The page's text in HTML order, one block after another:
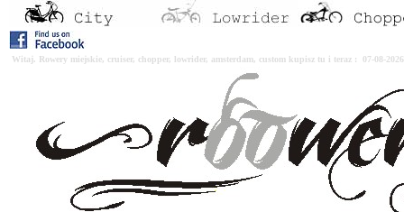
Witaj. Rowery miejskie, cruiser, chopper, lowrider, amsterdam, custom kupisz tu i teraz : 07-08-